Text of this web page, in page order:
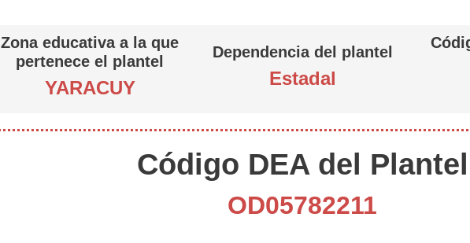
Zona educativa a la que
pertenece el plantel
YARACUY
Dependencia del plantel
Estadal
Código DEA del Plantel
OD05782211